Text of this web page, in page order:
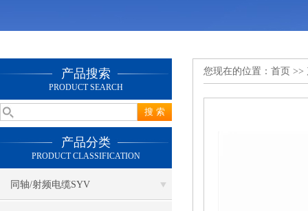
产品搜索
PRODUCT SEARCH
产品分类
PRODUCT CLASSIFICATION
同轴/射频电缆SYV
您现在的位置： 首页 >>